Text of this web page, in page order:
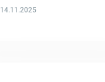
14.11.2025